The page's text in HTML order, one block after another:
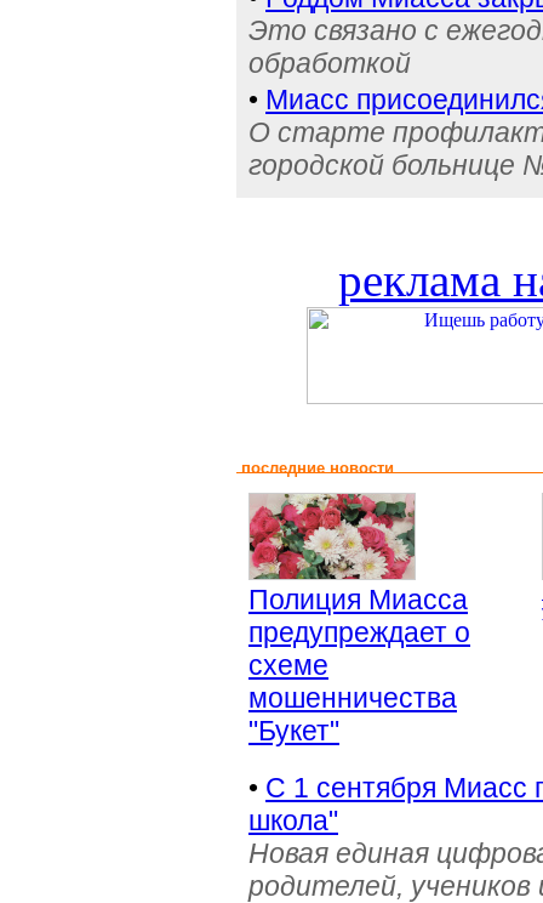
Это связано с
обработкой
• Миасс
О старте
городской больнице
реклама
последние новости
Полиция Миасса
предупреждает о
схеме
мошенничества
"Букет"
• С 1 сентября Миасс
школа"
Новая единая
родителей, учеников